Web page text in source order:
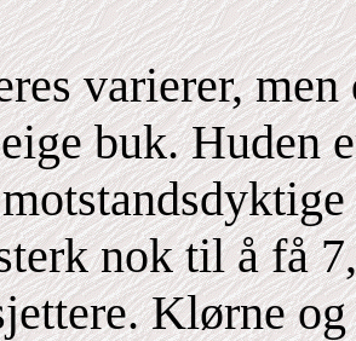
varierer,
buk. Huden
nok til å få
Klørne